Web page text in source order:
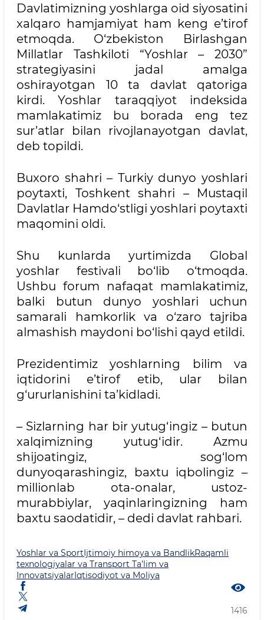
Davlatimizning yoshlarga oid siyosatini
xalqaro hamjamiyat ham keng e’tirof
etmoqda. O‘zbekiston Birlashgan
Millatlar Tashkiloti “Yoshlar – 2030”
strategiyasini jadal amalga
oshirayotgan 10 ta davlat qatoriga
kirdi. Yoshlar taraqqiyot indeksida
mamlakatimiz bu borada eng tez
sur’atlar bilan rivojlanayotgan davlat,
deb topildi.
Buxoro shahri – Turkiy dunyo yoshlari
poytaxti, Toshkent shahri – Mustaqil
Davlatlar Hamdo‘stligi yoshlari poytaxti
maqomini oldi.
Shu kunlarda yurtimizda Global
yoshlar festivali bo‘lib o‘tmoqda.
Ushbu forum nafaqat mamlakatimiz,
balki butun dunyo yoshlari uchun
samarali hamkorlik va o‘zaro tajriba
almashish maydoni bo‘lishi qayd etildi.
Prezidentimiz yoshlarning bilim va
iqtidorini e’tirof etib, ular bilan
g‘ururlanishini ta’kidladi.
– Sizlarning har bir yutug‘ingiz – butun
xalqimizning yutug‘idir. Azmu
shijoatingiz, sog‘lom
dunyoqarashingiz, baxtu iqbolingiz –
millionlab ota-onalar, ustoz-
murabbiylar, yaqinlaringizning ham
baxtu saodatidir, – dedi davlat rahbari.
Yoshlar va SportIjtimoiy himoya va BandlikRaqamli
texnologiyalar va Transport Ta’lim va
InnovatsiyalarIqtisodiyot va Moliya
1416